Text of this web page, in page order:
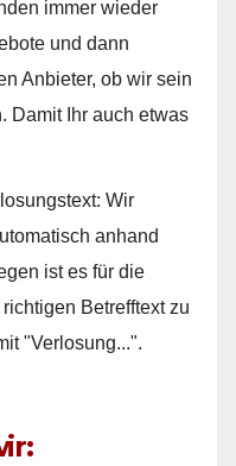
immer wieder
und dann
Anbieter, ob wir sein
Damit Ihr auch etwas
Wir
anhand
ist es für die
Betrefftext zu
"Verlosung...".